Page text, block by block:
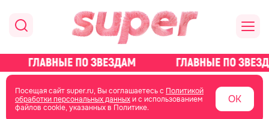
Посещая сайт super.ru, Вы соглашаетесь с Политикой
обработки персональных данныхи с использованием
файлов cookie, указанных в Политике.
ОК
главная новости о звездах новости
06 июня 14:43